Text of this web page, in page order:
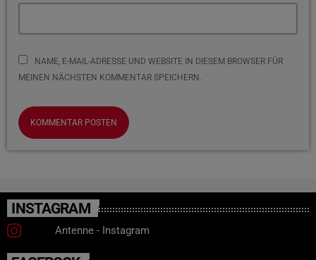
NAME, E-MAIL-ADRESSE UND WEBSITE IN DIESEM BROWSER FÜR
MEINEN NÄCHSTEN KOMMENTAR SPEICHERN.
INSTAGRAM
Antenne - Instagram